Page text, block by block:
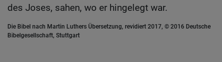
des Joses, sahen, wo er hingelegt war.
Die Bibel nach Martin Luthers Übersetzung, revidiert 2017, © 2016 Deutsche
Bibelgesellschaft, Stuttgart